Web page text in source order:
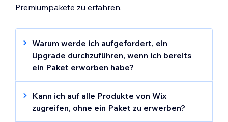
verschiedenen Sprachen und Währungen
benutzerdefinierter API-Lösungen.
Premiumpakete zu erfahren.
Warum werde ich aufgefordert, ein
Upgrade durchzuführen, wenn ich bereits
ein Paket erworben habe?
Da verschiedene Pakete unterschiedliche
Funktionen bieten, kann es passieren, dass
du versuchst, eine Funktion zu verwenden,
Kann ich auf alle Produkte von Wix
zugreifen, ohne ein Paket zu erwerben?
Kostenlose Websites von Wix bieten Zugriff